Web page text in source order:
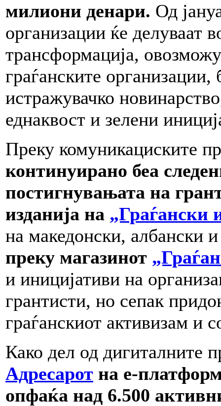
милиони денари. Од
организации ќе делуваат
трансформација,
граѓанските
истражувачко
еднаквост и зелени
Преку комуникациските
континуирано беа
постигнувањата на
изданија на „Граѓански
на македонски, албански
преку магазинот
и иницијативи на
грантисти, но сепак
граѓанскиот активизам и
Како дел од дигиталните
Адресарот на е-
опфаќа над 6.500